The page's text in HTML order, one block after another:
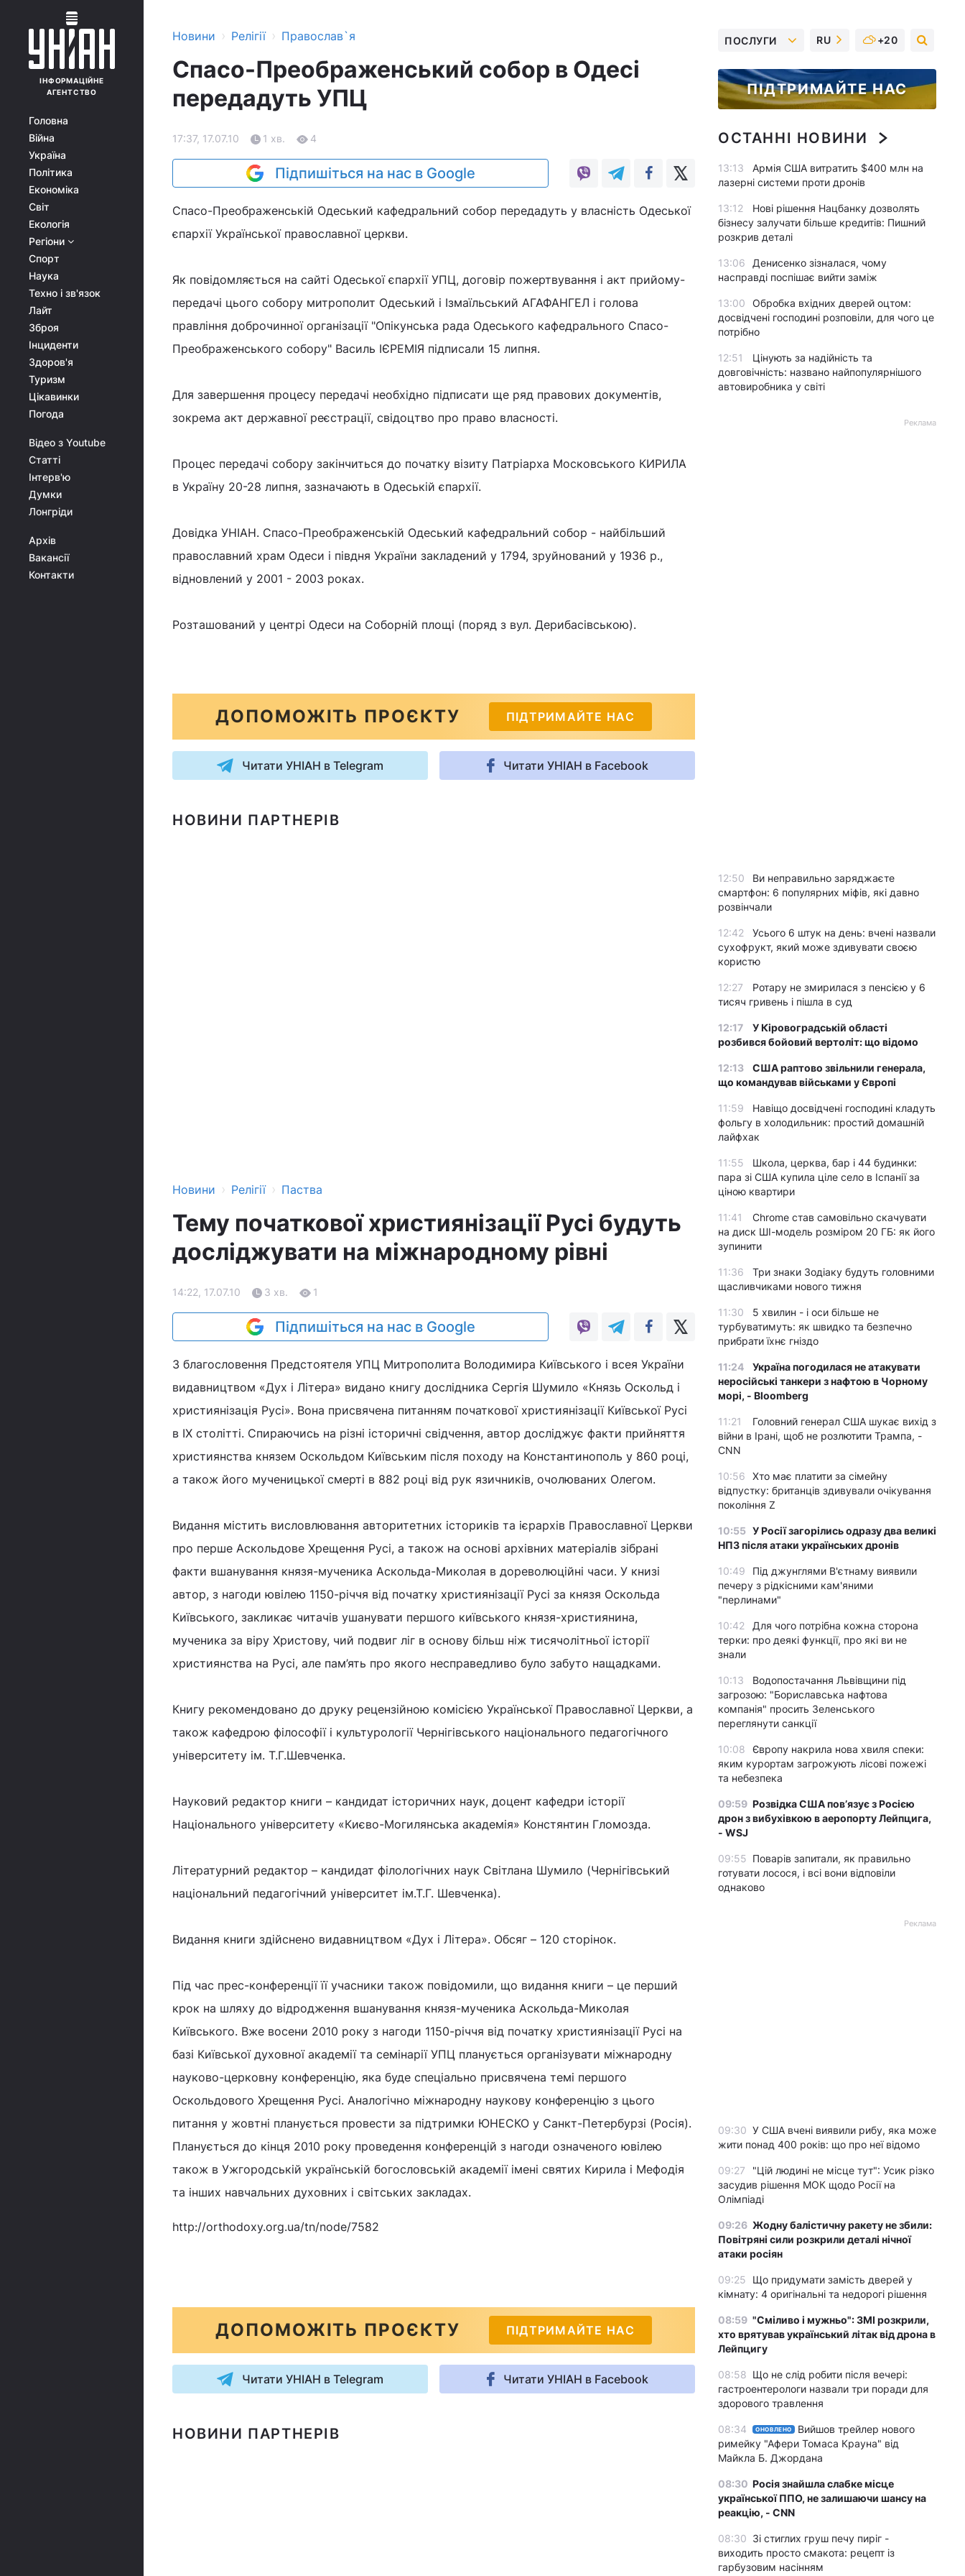
ІНФОРМАЦІЙНЕ
АГЕНТСТВО
Головна
Війна
Україна
Політика
Економіка
Світ
Екологія
Регіони
Спорт
Наука
Техно і зв'язок
Лайт
Зброя
Інциденти
Здоров'я
Туризм
Цікавинки
Погода
Відео з Youtube
Статті
Інтерв'ю
Думки
Лонгріди
Архів
Вакансії
Контакти
Новини › Релігії › Православ`я
Спасо-Преображенський собор в Одесі
передадуть УПЦ
17:37, 17.07.10 1 хв. 4
Підпишіться на нас в Google
Спасо-Преображенській Одеський кафедральний собор передадуть у власність Одеської
єпархії Української православної церкви.
Як повідомляється на сайті Одеської єпархії УПЦ, договір пожертвування і акт прийому-
передачі цього собору митрополит Одеський і Ізмаїльський АГАФАНГЕЛ і голова
правління доброчинної організації "Опікунська рада Одеського кафедрального Спасо-
Преображенського собору" Василь ІЄРЕМІЯ підписали 15 липня.
Для завершення процесу передачі необхідно підписати ще ряд правових документів,
зокрема акт державної реєстрації, свідоцтво про право власності.
Процес передачі собору закінчиться до початку візиту Патріарха Московського КИРИЛА
в Україну 20-28 липня, зазначають в Одеській єпархії.
Довідка УНІАН. Спасо-Преображенській Одеський кафедральний собор - найбільший
православний храм Одеси і півдня України закладений у 1794, зруйнований у 1936 р.,
відновлений у 2001 - 2003 роках.
Розташований у центрі Одеси на Соборній площі (поряд з вул. Дерибасівською).
ДОПОМОЖІТЬ ПРОЄКТУ ПІДТРИМАЙТЕ НАС
Читати УНІАН в Telegram Читати УНІАН в Facebook
НОВИНИ ПАРТНЕРІВ
Новини › Релігії › Паства
Тему початкової християнізації Русі будуть
досліджувати на міжнародному рівні
14:22, 17.07.10 3 хв. 1
Підпишіться на нас в Google
З благословення Предстоятеля УПЦ Митрополита Володимира Київського і всея України
видавництвом «Дух і Літера» видано книгу дослідника Сергія Шумило «Князь Оскольд і
християнізація Русі». Вона присвячена питанням початкової християнізації Київської Русі
в IX столітті. Спираючись на різні історичні свідчення, автор досліджує факти прийняття
християнства князем Оскольдом Київським після походу на Константинополь у 860 році,
а також його мученицької смерті в 882 році від рук язичників, очолюваних Олегом.
Видання містить висловлювання авторитетних істориків та ієрархів Православної Церкви
про перше Аскольдове Хрещення Русі, а також на основі архівних матеріалів зібрані
факти вшанування князя-мученика Аскольда-Миколая в дореволюційні часи. У книзі
автор, з нагоди ювілею 1150-річчя від початку християнізації Русі за князя Оскольда
Київського, закликає читачів ушанувати першого київського князя-християнина,
мученика за віру Христову, чий подвиг ліг в основу більш ніж тисячолітньої історії
християнства на Русі, але пам’ять про якого несправедливо було забуто нащадками.
Книгу рекомендовано до друку рецензійною комісією Української Православної Церкви, а
також кафедрою філософії і культурології Чернігівського національного педагогічного
університету ім. Т.Г.Шевченка.
Науковий редактор книги – кандидат історичних наук, доцент кафедри історії
Національного університету «Києво-Могилянська академія» Констянтин Гломозда.
Літературний редактор – кандидат філологічних наук Світлана Шумило (Чернігівський
національний педагогічний університет ім.Т.Г. Шевченка).
Видання книги здійснено видавництвом «Дух і Літера». Обсяг – 120 сторінок.
Під час прес-конференції її учасники також повідомили, що видання книги – це перший
крок на шляху до відродження вшанування князя-мученика Аскольда-Миколая
Київського. Вже восени 2010 року з нагоди 1150-річчя від початку християнізації Русі на
базі Київської духовної академії та семінарії УПЦ планується організувати міжнародну
науково-церковну конференцію, яка буде спеціально присвячена темі першого
Оскольдового Хрещення Русі. Аналогічно міжнародну наукову конференцію з цього
питання у жовтні планується провести за підтримки ЮНЕСКО у Санкт-Петербурзі (Росія).
Планується до кінця 2010 року проведення конференцій з нагоди означеного ювілею
також в Ужгородській українській богословській академії імені святих Кирила і Мефодія
та інших навчальних духовних і світських закладах.
http://orthodoxy.org.ua/tn/node/7582
ДОПОМОЖІТЬ ПРОЄКТУ ПІДТРИМАЙТЕ НАС
Читати УНІАН в Telegram Читати УНІАН в Facebook
НОВИНИ ПАРТНЕРІВ
ПОСЛУГИ RU +20
ПІДТРИМАЙТЕ НАС
ОСТАННІ НОВИНИ
13:13
Армія США витратить $400 млн на
лазерні системи проти дронів
13:12
Нові рішення Нацбанку дозволять
бізнесу залучати більше кредитів: Пишний
розкрив деталі
13:06
Денисенко зізналася, чому
насправді поспішає вийти заміж
13:00
Обробка вхідних дверей оцтом:
досвідчені господині розповіли, для чого це
потрібно
12:51
Цінують за надійність та
довговічність: названо найпопулярнішого
автовиробника у світі
Реклама
12:50
Ви неправильно заряджаєте
смартфон: 6 популярних міфів, які давно
розвінчали
12:42
Усього 6 штук на день: вчені назвали
сухофрукт, який може здивувати своєю
користю
12:27
Ротару не змирилася з пенсією у 6
тисяч гривень і пішла в суд
12:17
У Кіровоградській області
розбився бойовий вертоліт: що відомо
12:13
США раптово звільнили генерала,
що командував військами у Європі
11:59
Навіщо досвідчені господині кладуть
фольгу в холодильник: простий домашній
лайфхак
11:55
Школа, церква, бар і 44 будинки:
пара зі США купила ціле село в Іспанії за
ціною квартири
11:41
Chrome став самовільно скачувати
на диск ШІ-модель розміром 20 ГБ: як його
зупинити
11:36
Три знаки Зодіаку будуть головними
щасливчиками нового тижня
11:30
5 хвилин - і оси більше не
турбуватимуть: як швидко та безпечно
прибрати їхнє гніздо
11:24
Україна погодилася не атакувати
неросійські танкери з нафтою в Чорному
морі, - Bloomberg
11:21
Головний генерал США шукає вихід з
війни в Ірані, щоб не розлютити Трампа, -
CNN
10:56
Хто має платити за сімейну
відпустку: британців здивували очікування
покоління Z
10:55 У Росії загорілись одразу два великі
НПЗ після атаки українських дронів
10:49
Під джунглями В'єтнаму виявили
печеру з рідкісними кам'яними
"перлинами"
10:42
Для чого потрібна кожна сторона
терки: про деякі функції, про які ви не
знали
10:13
Водопостачання Львівщини під
загрозою: "Бориславська нафтова
компанія" просить Зеленського
переглянути санкції
10:08
Європу накрила нова хвиля спеки:
яким курортам загрожують лісові пожежі
та небезпека
09:59 Розвідка США пов’язує з Росією
дрон з вибухівкою в аеропорту Лейпцига,
- WSJ
09:55 Поварів запитали, як правильно
готувати лосося, і всі вони відповіли
однаково
Реклама
09:30 У США вчені виявили рибу, яка може
жити понад 400 років: що про неї відомо
09:27
"Цій людині не місце тут": Усик різко
засудив рішення МОК щодо Росії на
Олімпіаді
09:26 Жодну балістичну ракету не збили:
Повітряні сили розкрили деталі нічної
атаки росіян
09:25
Що придумати замість дверей у
кімнату: 4 оригінальні та недорогі рішення
08:59 "Сміливо і мужньо": ЗМІ розкрили,
хто врятував український літак від дрона в
Лейпцигу
08:58 Що не слід робити після вечері:
гастроентерологи назвали три поради для
здорового травлення
08:34 ОНОВЛЕНО
Вийшов трейлер нового
римейку "Афери Томаса Крауна" від
Майкла Б. Джордана
08:30 Росія знайшла слабке місце
української ППО, не залишаючи шансу на
реакцію, - CNN
08:30 Зі стиглих груш печу пиріг -
виходить просто смакота: рецепт із
гарбузовим насінням